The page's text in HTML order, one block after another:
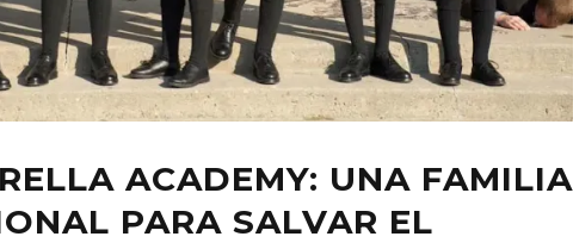
ACADEMY: UNA FAMILIA
PARA SALVAR EL